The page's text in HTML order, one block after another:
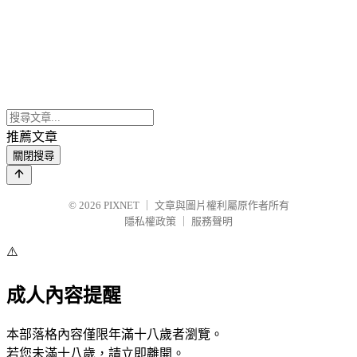
推薦文章
關閉搜尋
© 2026 PIXNET
文章與圖片權利屬原作者所有
隱私權政策
服務聲明
⚠️
成人內容提醒
本部落格內容僅限年滿十八歲者瀏覽。
若您未滿十八歲，請立即離開。